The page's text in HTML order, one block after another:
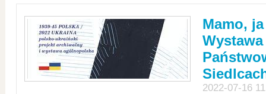
Mamo,
2022-07-16